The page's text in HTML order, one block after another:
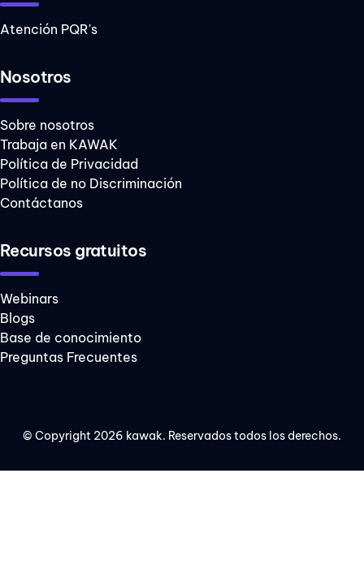
Atención PQR's
Nosotros
Sobre nosotros
Trabaja en KAWAK
Política de Privacidad
Política de no Discriminación
Contáctanos
Recursos gratuitos
Webinars
Blogs
Base de conocimiento
Preguntas Frecuentes
© Copyright 2026 kawak. Reservados todos los derechos.